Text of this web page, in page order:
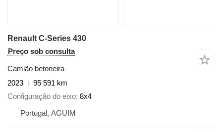
Renault C-Series 430
Preço sob consulta
Camião betoneira
2023
95 591 km
Configuração do eixo 8x4
Portugal, AGUIM